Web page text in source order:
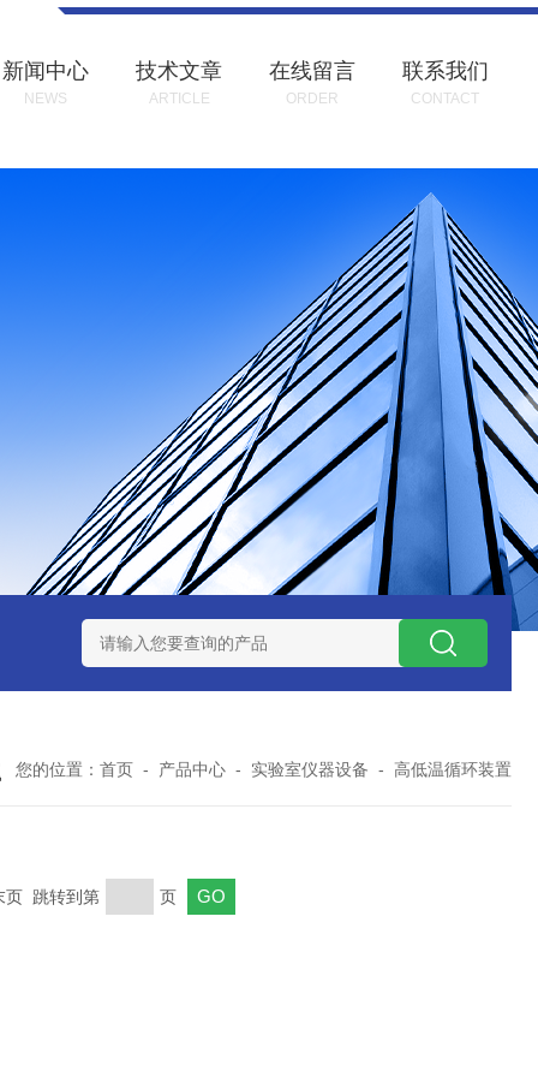
新闻中心
NEWS
技术文章
ARTICLE
在线留言
ORDER
联系我们
CONTACT
温实验用热失重马弗炉 实验室小型高温马弗炉 陶瓷纤维
您的位置： 首页 - 产品中心 - 实验室仪器设备 - 高低温循环装置
页 跳转到第 页